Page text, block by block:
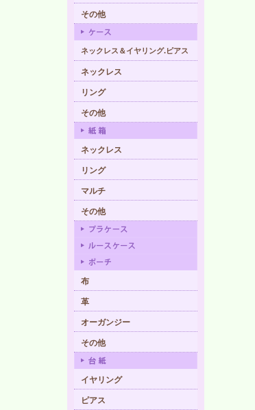
その他
ネックレス＆イヤリング.ピアス
ネックレス
リング
その他
ネックレス
リング
マルチ
その他
布
革
オーガンジー
その他
イヤリング
ピアス